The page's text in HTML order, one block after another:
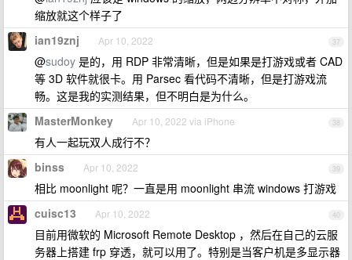
缩放就这个样子了
37
ian19znj Apr 10, 2022
@sudoy 是的，用 RDP 非常清晰，但是如果是打游戏或者 CAD
等 3D 软件就很卡。用 Parsec 看代码不清晰，但是打游戏流
畅。这是我的实测结果，但不明白是为什么。
38
MasterMonkey Apr 10, 2022 via iPhone
有人一起玩双人成行不？
39
binss Apr 10, 2022
相比 moonlight 呢？一直是用 moonlight 串流 windows 打游戏
40
cuisc13 Apr 10, 2022
目前用微软的 Microsoft Remote Desktop ，然后在自己的云服
务器上搭建 frp 穿透，就可以用了。特别是当客户机是多显示器